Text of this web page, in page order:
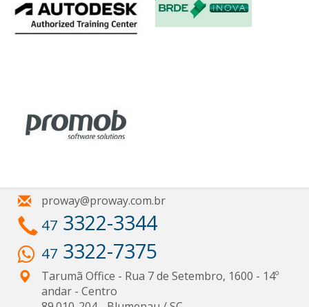
proway@proway.com.br
47 3322-3344
47 3322-7375
Tarumã Office - Rua 7 de Setembro, 1600 - 14º
andar - Centro